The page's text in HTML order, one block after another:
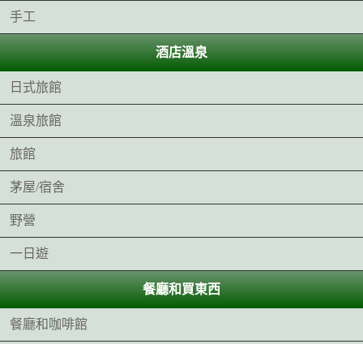
手工
酒店溫泉
日式旅館
溫泉旅館
旅館
茅屋/宿舍
野營
一日遊
餐廳和買東西
餐廳和咖啡館